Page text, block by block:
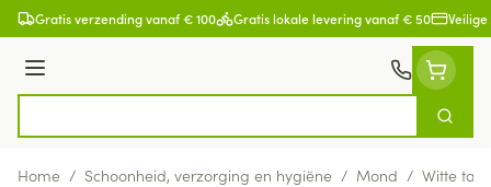
Ga naar de inhoud
Gratis verzending vanaf € 100 Gratis lokale levering vanaf € 50
Menu
Zoek
Home / Schoonheid, verzorging en hygiëne / Mond / Witte